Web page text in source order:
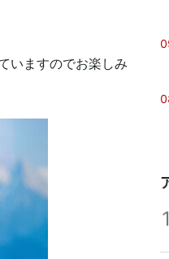
いますのでお楽しみ